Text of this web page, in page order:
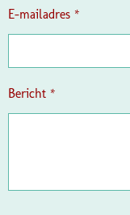
e
E-mailadres *
Bericht *